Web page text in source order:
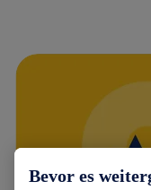
Bevor es